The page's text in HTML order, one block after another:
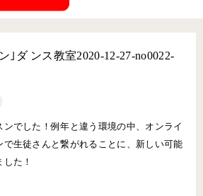
｣ダ ンス教室2020-12-27-no0022-
でした！例年と違う環境の中、オンライ
で生徒さんと繋がれることに、新しい可能
た！